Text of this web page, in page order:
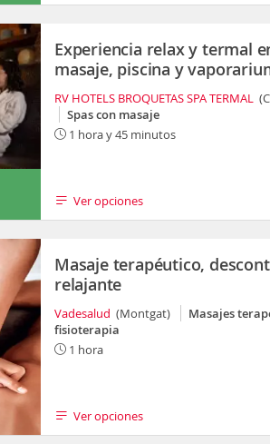
Experiencia relax y termal
masaje, piscina y
RV HOTELS BROQUETAS SPA TERMAL
Spas con masaje
1 hora y 45 minutos
Ver opciones
Masaje terapéutico,
relajante
Vadesalud (Montgat)
Masajes
fisioterapia
1 hora
Ver opciones